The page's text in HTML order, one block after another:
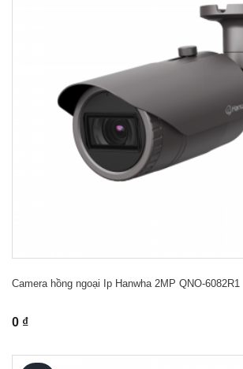
Camera hồng ngoại Ip Hanwha 2MP QNO-6082R1
0 ₫